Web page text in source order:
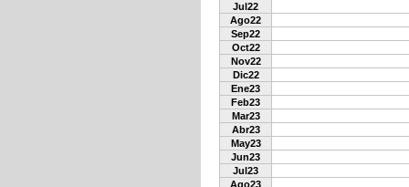
Jul22
Ago22
Sep22
Oct22
Nov22
Dic22
Ene23
Feb23
Mar23
Abr23
May23
Jun23
Jul23
Ago23